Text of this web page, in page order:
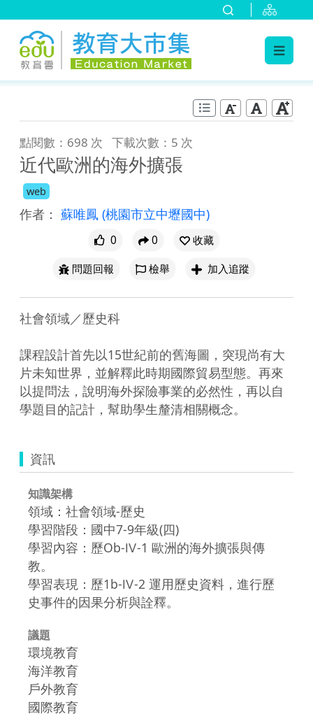
點閱數：698 次 下載次數：5 次
近代歐洲的海外擴張
web
作者： 蘇唯鳳 (桃園市立中壢國中)
0 0
收藏
問題回報
檢舉 加入追蹤
社會領域／歷史科
課程設計首先以15世紀前的舊海圖，突現尚有大
片未知世界，並解釋此時期國際貿易型態。再來
以提問法，說明海外探險事業的必然性，再以自
學題目的記計，幫助學生釐清相關概念。
資訊
知識架構
領域：社會領域-歷史
學習階段：國中7-9年級(四)
學習內容：歷Ob-Ⅳ-1 歐洲的海外擴張與傳
教。
學習表現：歷1b-Ⅳ-2 運用歷史資料，進行歷
史事件的因果分析與詮釋。
議題
環境教育
海洋教育
戶外教育
國際教育